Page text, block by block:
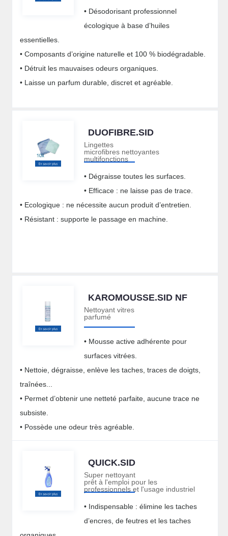
• Désodorisant professionnel
écologique à base d’huiles
essentielles.
• Composants d’origine naturelle et 100 % biodégradable.
• Détruit les mauvaises odeurs organiques.
• Laisse un parfum durable, discret et agréable.
DUOFIBRE.SID
Lingettes
microfibres nettoyantes
multifonctions
• Dégraisse toutes les surfaces.
• Efficace : ne laisse pas de trace.
• Ecologique : ne nécessite aucun produit d’entretien.
• Résistant : supporte le passage en machine.
KAROMOUSSE.SID NF
Nettoyant vitres
parfumé
• Mousse active adhérente pour
surfaces vitrées.
• Nettoie, dégraisse, enlève les taches, traces de doigts,
traînées...
• Permet d’obtenir une netteté parfaite, aucune trace ne
subsiste.
• Possède une odeur très agréable.
QUICK.SID
Super nettoyant
prêt à l'emploi pour les
professionnels et l'usage industriel
• Indispensable : élimine les taches
d’encres, de feutres et les taches